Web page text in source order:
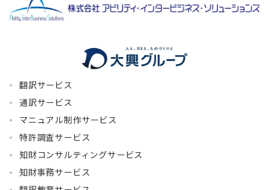
翻訳サービス
通訳サービス
マニュアル制作サービス
特許調査サービス
知財コンサルティングサービス
知財事務サービス